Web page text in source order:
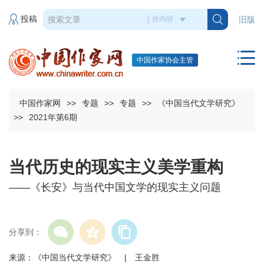
旧版
投稿
中国作家协会主管
中国作家网 >> 专题 >> 专题 >>
《中国当代文学研究》
>>
2021年第6期
当代历史的现实主义美学重构
——《长安》与当代中国文学的现实主义问题
分享到：
来源：《中国当代文学研究》 | 王金胜